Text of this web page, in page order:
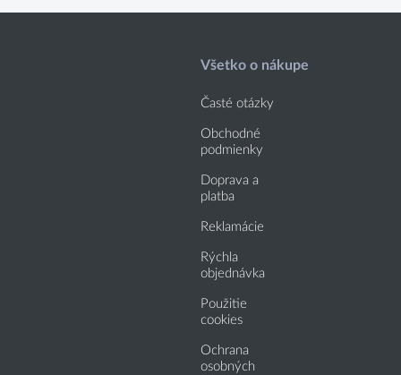
Všetko o nákupe
Časté otázky
Obchodné
podmienky
Doprava a
platba
Reklamácie
Rýchla
objednávka
Použitie
cookies
Ochrana
osobných